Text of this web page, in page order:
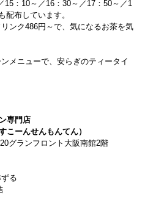
15：10～／16：30～／17：50～／1
配布しています。
ンク486円～で、気になるお茶を気
メニューで、安らぎのティータイ
専門店
こーんせんもんてん）
グランフロント大阪南館2階
る